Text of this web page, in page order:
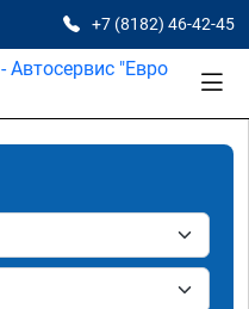
+7 (8182) 46-42-45